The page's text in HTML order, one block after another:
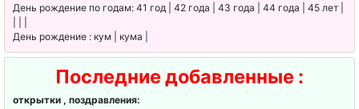
орнитолога
День веб-
День
День рождение по годам: 41 год | 42 года | 43 года | 44 года | 45 лет |
День рождение : кум | кума |
Последние добавленные :
открытки , поздравления: